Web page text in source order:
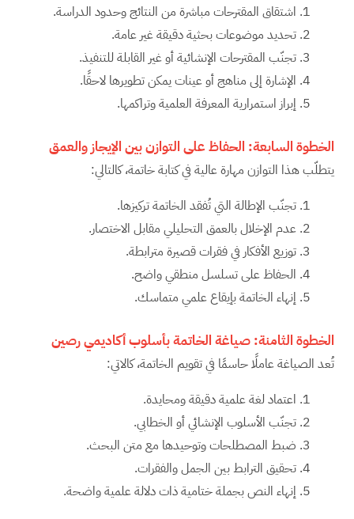
اشتقاق المقترحات مباشرة من النتائج وحدود الدراسة.
تحديد موضوعات بحثية دقيقة غير عامة.
تجنّب المقترحات الإنشائية أو غير القابلة للتنفيذ.
الإشارة إلى مناهج أو عينات يمكن تطويرها لاحقًا.
إبراز استمرارية المعرفة العلمية وتراكمها.
الخطوة السابعة: الحفاظ على التوازن بين الإيجاز والعمق
يتطلّب هذا التوازن مهارة عالية في كتابة خاتمة، كالتالي:
تجنّب الإطالة التي تُفقد الخاتمة تركيزها.
عدم الإخلال بالعمق التحليلي مقابل الاختصار.
توزيع الأفكار في فقرات قصيرة مترابطة.
الحفاظ على تسلسل منطقي واضح.
إنهاء الخاتمة بإيقاع علمي متماسك.
الخطوة الثامنة: صياغة الخاتمة بأسلوب أكاديمي رصين
تُعد الصياغة عاملًا حاسمًا في تقويم الخاتمة، كالاتي:
اعتماد لغة علمية دقيقة ومحايدة.
تجنّب الأسلوب الإنشائي أو الخطابي.
ضبط المصطلحات وتوحيدها مع متن البحث.
تحقيق الترابط بين الجمل والفقرات.
إنهاء النص بجملة ختامية ذات دلالة علمية واضحة.